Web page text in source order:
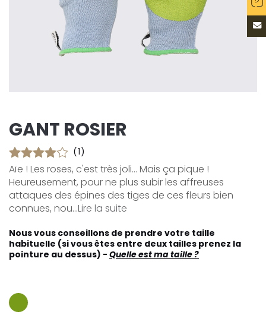
GANT ROSIER
(1)
Aïe ! Les roses, c'est très joli... Mais ça pique !
Heureusement, pour ne plus subir les affreuses
attaques des épines des tiges de ces fleurs bien
connues, nou...Lire la suite
Nous vous conseillons de prendre votre taille
habituelle (si vous êtes entre deux tailles prenez la
pointure au dessus) - Quelle est ma taille ?